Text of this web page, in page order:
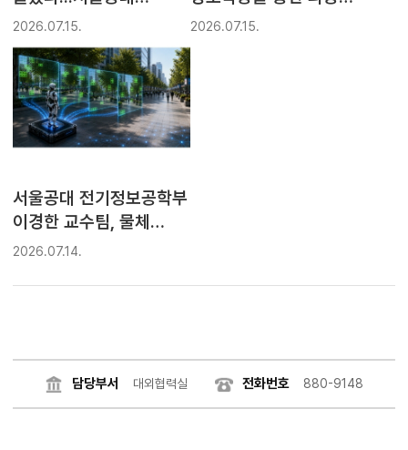
전기정보공학부 곽정훈
교수팀, AI로 공정 역설계
기술 개발
2026.07.15.
제어...서울공대
2026.07.15.
서울공대 전기정보공학부
이경한 교수팀, 물체
움직임 추적해 영상 분석
‘Ouroboros’ 개발
2026.07.14.
담당부서 대외협력실 전화번호 880-9148